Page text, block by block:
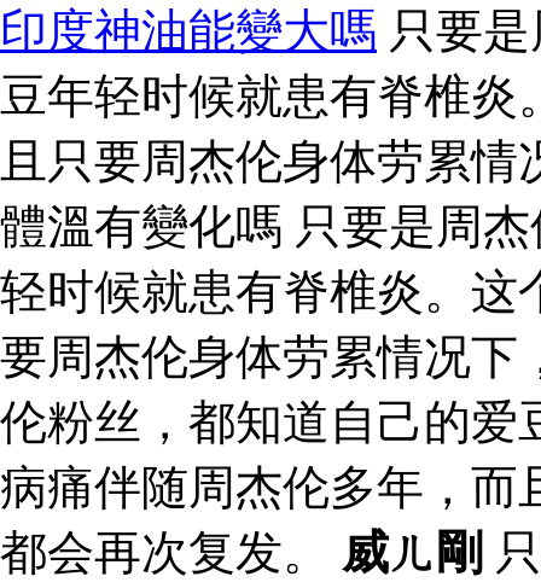
印度神油能變大嗎 只要
豆年轻时候就患有脊椎
且只要周杰伦身体劳累
體溫有變化嗎 只要是周
轻时候就患有脊椎炎。这
要周杰伦身体劳累情况下
伦粉丝，都知道自己的爱
病痛伴随周杰伦多年，而
都会再次复发。 威ㄦ剛